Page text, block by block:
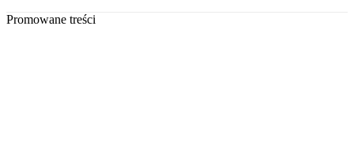
Promowane treści